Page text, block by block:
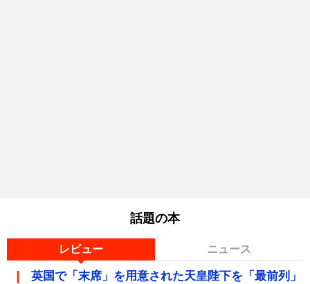
話題の本
レビュー ニュース
英国で「末席」を用意された天皇陛下を「最前列」